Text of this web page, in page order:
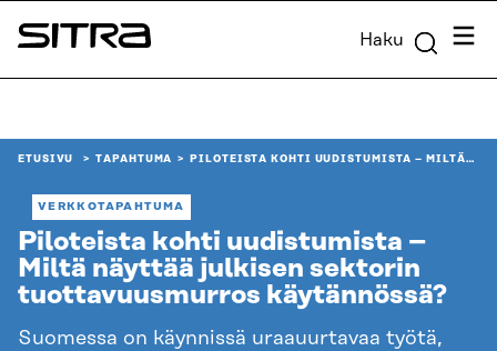
Siirry
suoraan
Sitra Haku
ETUSIVU TAPAHTUMA PILOTEISTA KOHTI UUDISTUMISTA – MILTÄ…
VERKKOTAPAHTUMA
Piloteista kohti uudistumista –
Miltä näyttää julkisen sektorin
tuottavuusmurros käytännössä?
Suomessa on käynnissä uraauurtavaa työtä,